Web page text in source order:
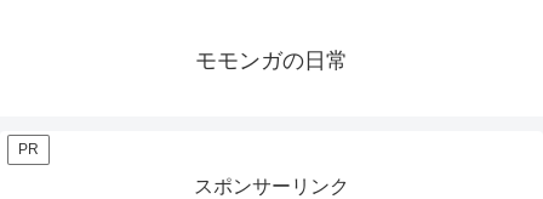
モモンガの日常
PR
スポンサーリンク